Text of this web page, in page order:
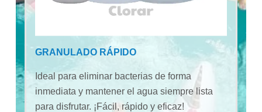
GRANULADO RÁPIDO
Ideal para eliminar bacterias de forma
inmediata y mantener el agua siempre lista
para disfrutar. ¡Fácil, rápido y eficaz!